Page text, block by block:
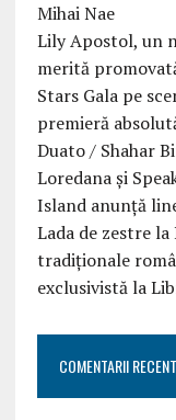
Mihai Nae
Lily Apostol, un
merită
Stars Gala pe
premieră
Duato / Shahar
Loredana și
Island anunță
Lada de zestre
tradiționale
exclusivistă la
COMENTARII